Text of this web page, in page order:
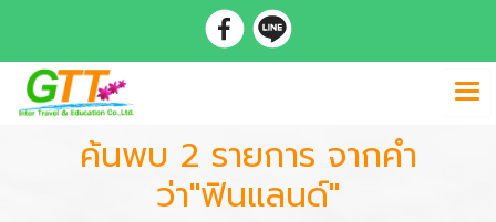
ค้นพบ 2 รายการ จากคำ
ว่า"ฟินแลนด์"